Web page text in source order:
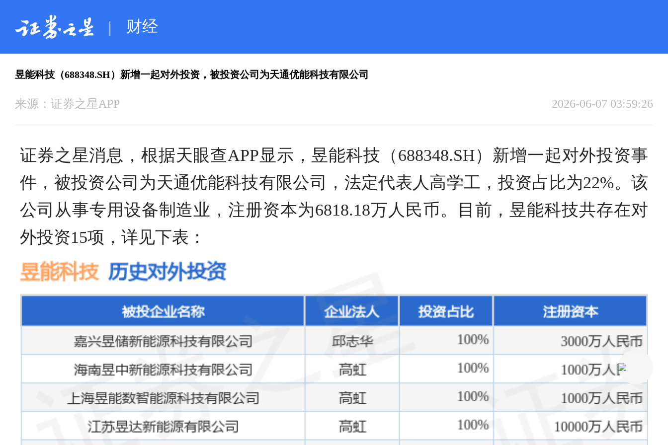
| 财经
昱能科技（688348.SH）新增一起对外投资，被投资公司为天通优能科技有限公司
来源： 证券之星APP 2026-06-07 03:59:26
证券之星消息，根据天眼查APP显示，昱能科技（688348.SH）新增一起对外投资事
件，被投资公司为天通优能科技有限公司，法定代表人高学工，投资占比为22%。该
公司从事专用设备制造业，注册资本为6818.18万人民币。目前，昱能科技共存在对
外投资15项，详见下表：